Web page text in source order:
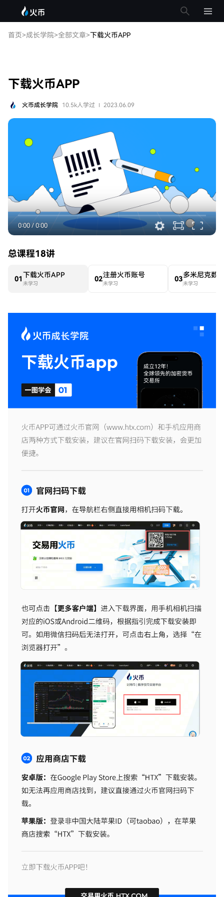
首页>成长学院>全部文章>下载火币APP
0:00/0:00
下载火币APP
火币成长学院 10.5k人学过 2023.06.09
总课程18讲
01下载火币APP
未学习
02注册火币账号
未学习
03
未学习
下载火币APP